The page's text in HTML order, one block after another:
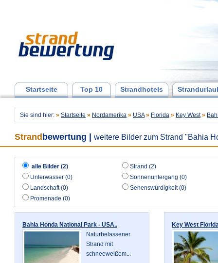
Startseite Top 10 Strandhotels
Sie sind hier: » Startseite » Nordamerika » USA » Florida » Key West »
Strand bewertung weitere Bilder zum Strand "Bahia
alle Bilder (2)
Strand (2)
Unterwasser (0)
Sonnenuntergang (0)
Landschaft (0)
Sehenswürdigkeit (0)
Promenade (0)
Bahia Honda National Park - USA..
Naturbelassener
Strand mit
schneeweißem...
Key West